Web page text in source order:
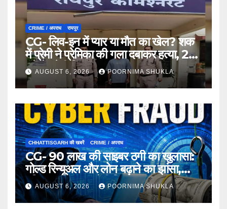
CRIME / अपराध रायपुर
CG- लिव-इन में प्यार या मौत का खेल? शक
में प्रेमी ने प्रेमिका की गला दबाकर हत्या, 24
घंटे में प्रेमी गिरफ्तार…
AUGUST 6, 2026 POORNIMA SHUKLA
CHHATTISGARH की खबरें CRIME / अपराध
CG- 90 लाख की साइबर ठगी का खुलासा:
गोल्ड रिन्यूअल और लोन बढ़ाने का झांसा,
महिला समेत 3 आरोपी गिरफ्तार…
AUGUST 6, 2026 POORNIMA SHUKLA